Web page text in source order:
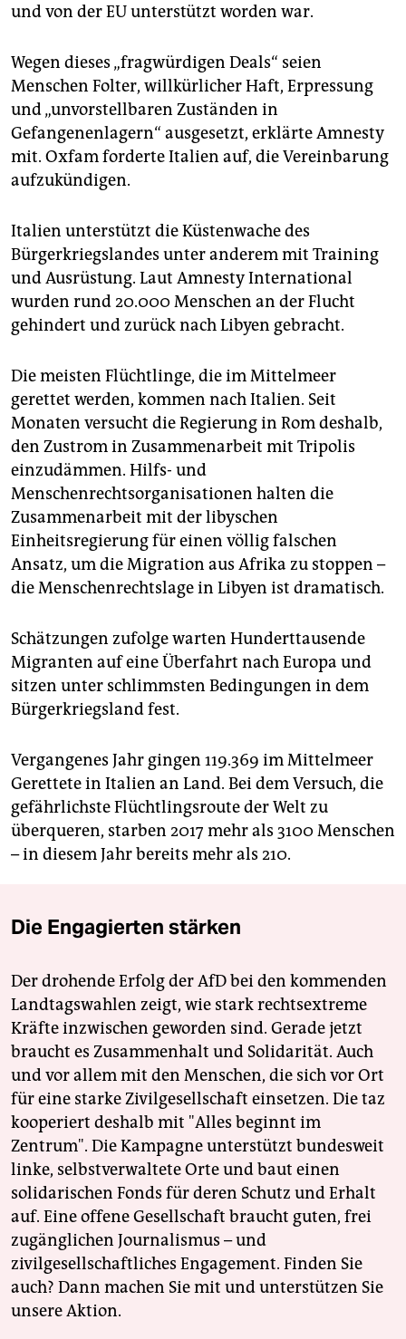
und von der EU unterstützt worden war.
Wegen dieses „fragwürdigen Deals“ seien
Menschen Folter, willkürlicher Haft, Erpressung
und „unvorstellbaren Zuständen in
Gefangenenlagern“ ausgesetzt, erklärte Amnesty
mit. Oxfam forderte Italien auf, die Vereinbarung
aufzukündigen.
Italien unterstützt die Küstenwache des
Bürgerkriegslandes unter anderem mit Training
und Ausrüstung. Laut Amnesty International
wurden rund 20.000 Menschen an der Flucht
gehindert und zurück nach Libyen gebracht.
Die meisten Flüchtlinge, die im Mittelmeer
gerettet werden, kommen nach Italien. Seit
Monaten versucht die Regierung in Rom deshalb,
den Zustrom in Zusammenarbeit mit Tripolis
einzudämmen. Hilfs- und
Menschenrechtsorganisationen halten die
Zusammenarbeit mit der libyschen
Einheitsregierung für einen völlig falschen
Ansatz, um die Migration aus Afrika zu stoppen –
die Menschenrechtslage in Libyen ist dramatisch.
Schätzungen zufolge warten Hunderttausende
Migranten auf eine Überfahrt nach Europa und
sitzen unter schlimmsten Bedingungen in dem
Bürgerkriegsland fest.
Vergangenes Jahr gingen 119.369 im Mittelmeer
Gerettete in Italien an Land. Bei dem Versuch, die
gefährlichste Flüchtlingsroute der Welt zu
überqueren, starben 2017 mehr als 3100 Menschen
– in diesem Jahr bereits mehr als 210.
Die Engagierten stärken
Der drohende Erfolg der AfD bei den kommenden
Landtagswahlen zeigt, wie stark rechtsextreme
Kräfte inzwischen geworden sind. Gerade jetzt
braucht es Zusammenhalt und Solidarität. Auch
und vor allem mit den Menschen, die sich vor Ort
für eine starke Zivilgesellschaft einsetzen. Die taz
kooperiert deshalb mit "Alles beginnt im
Zentrum". Die Kampagne unterstützt bundesweit
linke, selbstverwaltete Orte und baut einen
solidarischen Fonds für deren Schutz und Erhalt
auf. Eine offene Gesellschaft braucht guten, frei
zugänglichen Journalismus – und
zivilgesellschaftliches Engagement. Finden Sie
auch? Dann machen Sie mit und unterstützen Sie
unsere Aktion.